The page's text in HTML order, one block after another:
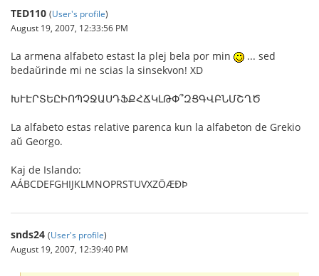
TED110 (User's profile)
August 19, 2007, 12:33:56 PM
La armena alfabeto estast la plej bela por min
... sed
bedaŭrinde mi ne scias la sinsekvon! XD
ԽՒԷՐՏԵԸԻՈՊՉՋԱՍԴՖՔՀՃԿԼԹՓ՞ԶՑԳՎԲՆՄՇՂԾ
La alfabeto estas relative parenca kun la alfabeton de Grekio
aŭ Georgo.
Kaj de Islando:
AÁBCDEFGHIJKLMNOPRSTUVXZÖÆÐÞ
snds24 (User's profile)
August 19, 2007, 12:39:40 PM